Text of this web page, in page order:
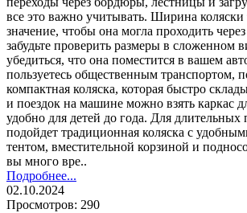
все это важно учитывать. Ширина коляски
значение, чтобы она могла проходить
забудьте проверить размеры в сложенном
убедиться, что она поместится в вашем
пользуетесь общественным транспортом,
компактная коляска, которая быстро
и поездок на машине можно взять каркас
удобно для детей до года. Для длительных
подойдет традиционная коляска с
тентом, вместительной корзиной и
вы много вре..
Подробнее...
02.10.2024
Просмотров: 290